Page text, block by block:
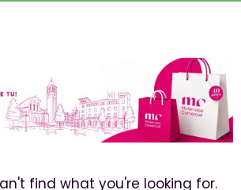
find what you're looking for.